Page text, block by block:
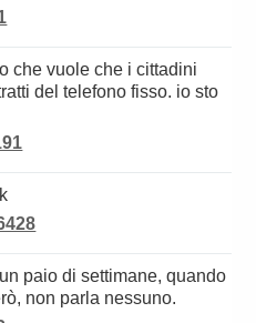
del telefono fisso. io sto
non parla nessuno.